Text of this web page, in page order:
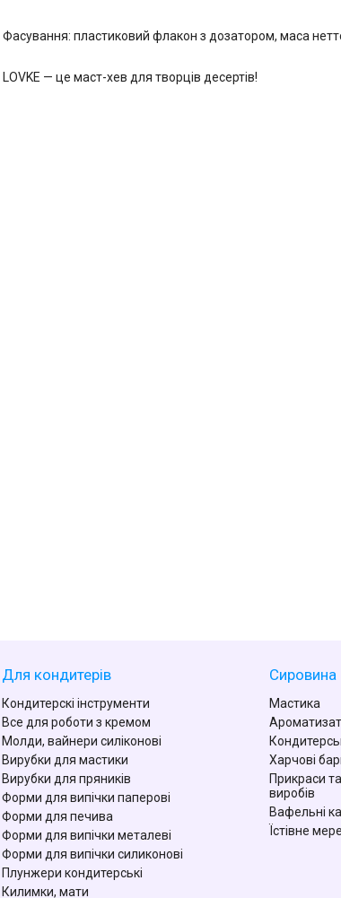
Фасування: пластиковий флакон з дозатором, маса
LOVKE — це маст-хев для творців десертів!
Для кондитерів
Кондитерскі інструменти
Все для роботи з кремом
Молди, вайнери силіконові
Вирубки для мастики
Вирубки для пряників
Форми для випічки паперові
Форми для печива
Форми для випічки металеві
Форми для випічки силиконові
Плунжери кондитерські
Килимки, мати
Сировина
Мастика
Харчові
Прикраси
виробів
Вафельні
Їстівне